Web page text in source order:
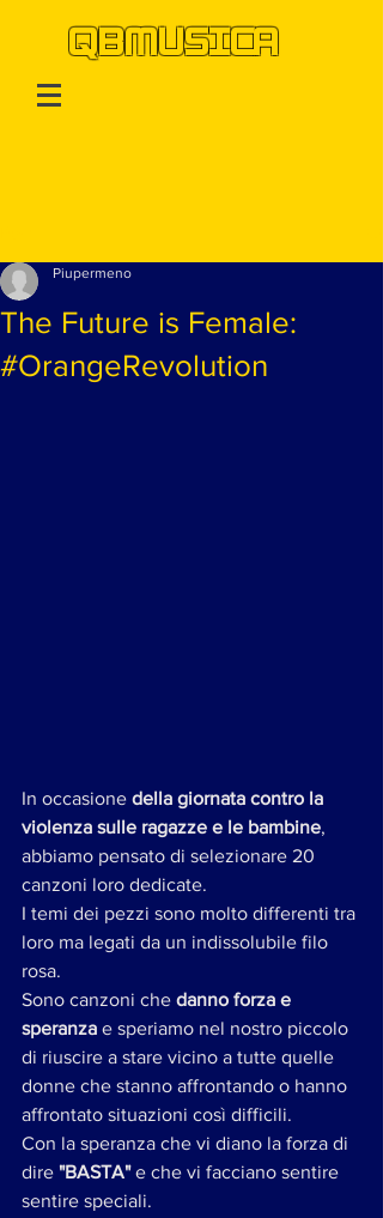
QBMUSICA
The Future is Female:
#OrangeRevolution
Piupermeno
In occasione della giornata contro la
violenza sulle ragazze e le bambine,
abbiamo pensato di selezionare 20
canzoni loro dedicate.
I temi dei pezzi sono molto differenti tra
loro ma legati da un indissolubile filo
rosa.
Sono canzoni che danno forza e
speranza e speriamo nel nostro piccolo
di riuscire a stare vicino a tutte quelle
donne che stanno affrontando o hanno
affrontato situazioni così difficili.
Con la speranza che vi diano la forza di
dire "BASTA" e che vi facciano sentire
sentire speciali.